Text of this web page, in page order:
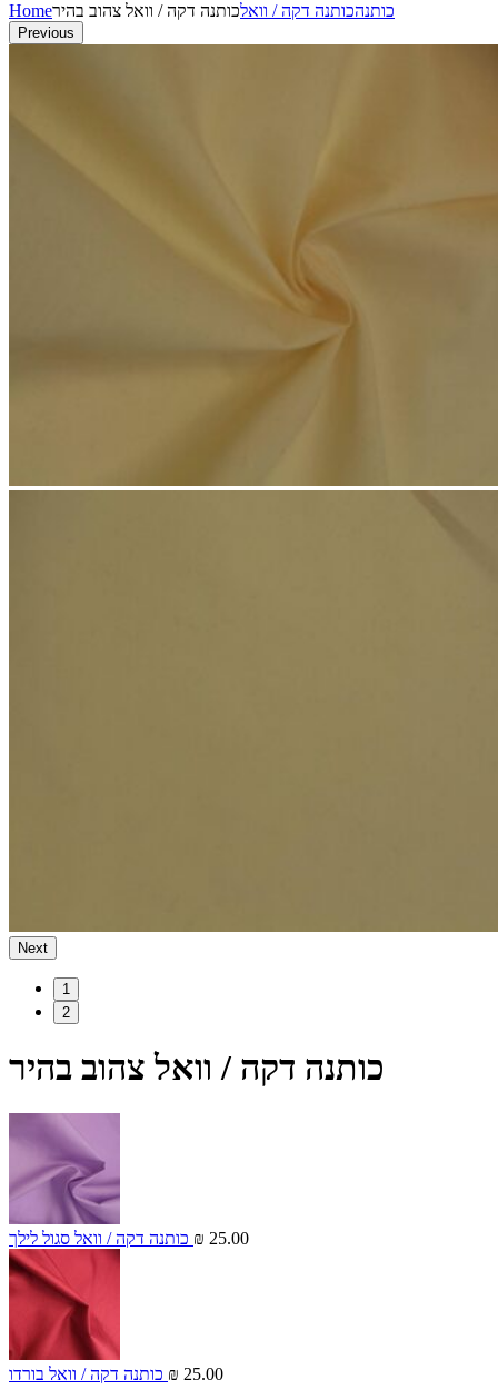
Home כותנהכותנה דקה / וואלכותנה דקה / וואל צהוב בהיר
Previous
Next
1
2
כותנה דקה / וואל צהוב בהיר
כותנה דקה / וואל סגול לילך ₪ 25.00
כותנה דקה / וואל בורדו ₪ 25.00